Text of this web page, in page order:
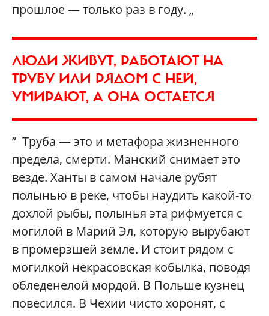
прошлое — только раз в году. „
ЛЮДИ ЖИВУТ, РАБОТАЮТ НА
ТРУБУ ИЛИ РЯДОМ С НЕЙ,
УМИРАЮТ, А ОНА ОСТАЕТСЯ
” Труба — это и метафора жизненного
предела, смерти. Манский снимает это
везде. Ханты в самом начале рубят
полынью в реке, чтобы наудить какой-то
дохлой рыбы, полынья эта рифмуется с
могилой в Марий Эл, которую вырубают
в промерзшей земле. И стоит рядом с
могилкой некрасовская кобылка, поводя
обледенелой мордой. В Польше кузнец
повесился. В Чехии чисто хоронят, с